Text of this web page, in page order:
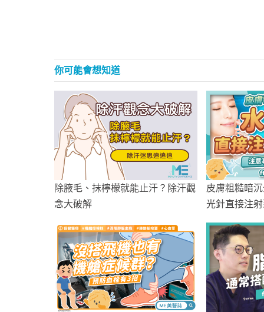
你可能會想知道
除腋毛、抹檸檬就能止汗？除汗觀
念大破解
皮膚粗糙暗
光針直接注